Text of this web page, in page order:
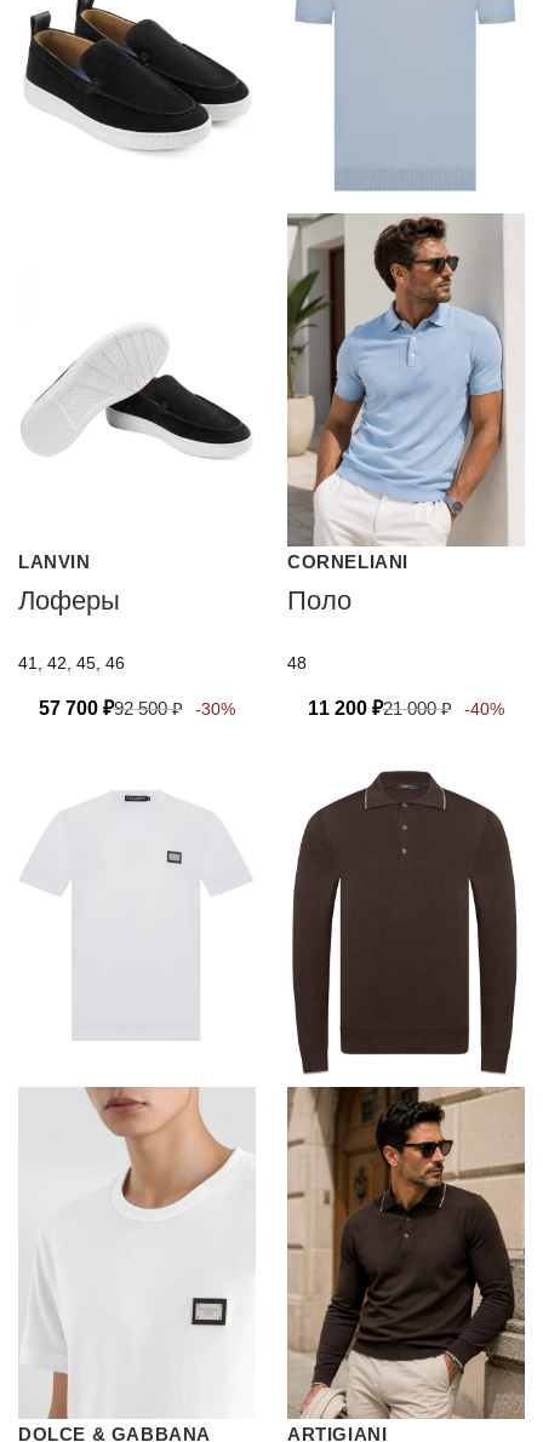
LANVIN
Лоферы
41, 42, 45, 46
57 700 ₽92 500₽ -30%
CORNELIANI
Поло
48
11 200 ₽21 000₽ -40%
DOLCE & GABBANA ARTIGIANI